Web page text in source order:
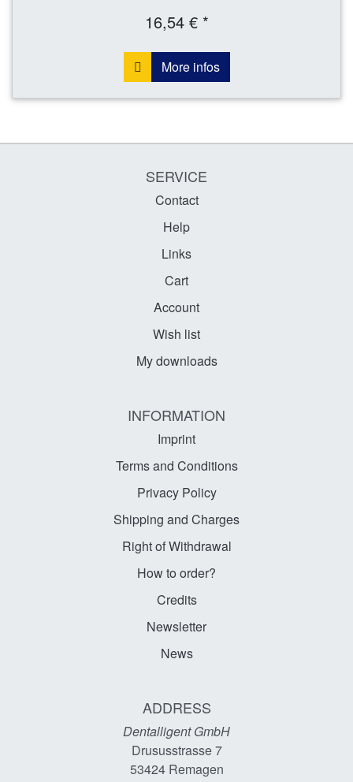
16,54 € *
More infos
SERVICE
Contact
Help
Links
Cart
Account
Wish list
My downloads
INFORMATION
Imprint
Terms and Conditions
Privacy Policy
Shipping and Charges
Right of Withdrawal
How to order?
Credits
Newsletter
News
ADDRESS
Dentalligent GmbH
Drususstrasse 7
53424Remagen